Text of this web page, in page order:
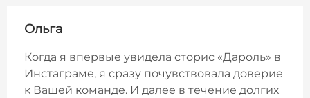
Ольга
Когда я впервые увидела сторис «Дароль» в
Инстаграме, я сразу почувствовала доверие
к Вашей команде. И далее в течение долгих